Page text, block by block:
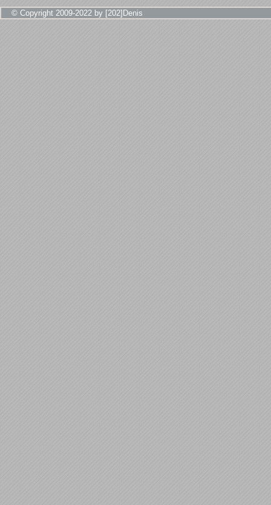
© Copyright 2009-2022 by [202]Denis